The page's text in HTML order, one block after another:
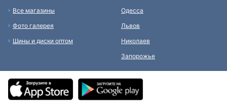
Все магазины
Фото галерея
Шины и диски оптом
Одесса
Львов
Николаев
Запорожье